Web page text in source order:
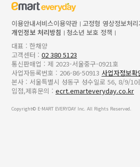
이용안내서비스이용약관 고정형 영상정보처
개인정보 처리방침
청소년 보호 정책
대표 : 한채양
고객센터 : 02 380 5123
통신판매업 : 제 2023-서울중구-0921호
사업자등록번호 : 206-86-50913 사업자정보확
본사 : 서울특별시 성동구 성수일로 56, 8/9/10
입점,제휴문의 : ecrt.emarteveryday.co.kr
Copyright© E-MART EVERYDAY Inc. All Rights Reserved.